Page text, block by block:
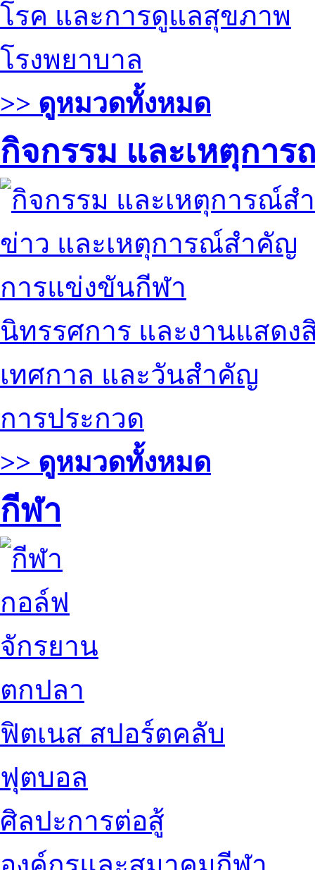
โรค และการดูแลสุขภาพ
โรงพยาบาล
>> ดูหมวดทั้งหมด
กิจกรรม และเหตุกา
ข่าว และเหตุการณ์สำคัญ
การแข่งขันกีฬา
นิทรรศการ และงานแสดง
เทศกาล และวันสำคัญ
การประกวด
>> ดูหมวดทั้งหมด
กีฬา
กอล์ฟ
จักรยาน
ตกปลา
ฟิตเนส สปอร์ตคลับ
ฟุตบอล
ศิลปะการต่อสู้